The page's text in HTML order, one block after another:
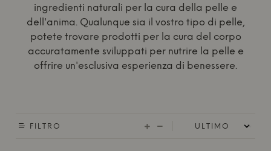
ingredienti naturali per la cura della pelle e
dell'anima. Qualunque sia il vostro tipo di pelle,
potete trovare prodotti per la cura del corpo
accuratamente sviluppati per nutrire la pelle e
offrire un'esclusiva esperienza di benessere.
FILTRO